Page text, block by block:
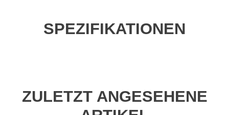
SPEZIFIKATIONEN
ZULETZT ANGESEHENE